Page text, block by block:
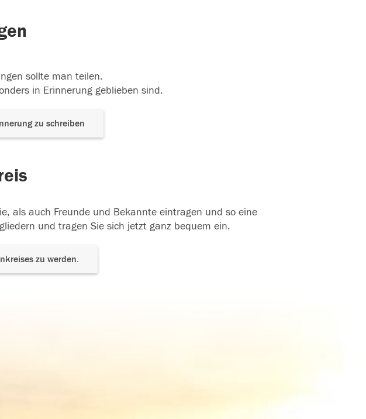
sollte man teilen.
in Erinnerung geblieben sind.
zu schreiben
als auch Freunde und Bekannte eintragen und so eine
und tragen Sie sich jetzt ganz bequem ein.
zu werden.